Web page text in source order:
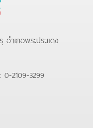
ำเภอพระประแดง
0-2109-3299